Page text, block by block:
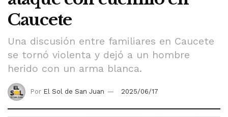
Caucete
Una discusión entre familiares en Caucete
se tornó violenta y dejó a un hombre
herido con un arma blanca.
Por El Sol de San Juan 2025/06/17